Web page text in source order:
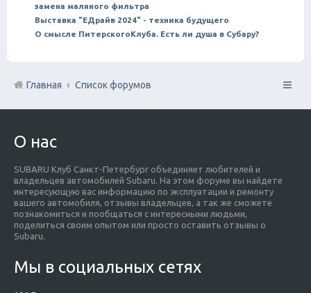
замена маляного фильтра
Выставка "ЕДрайв 2024" - техника будущего
О смысле ПитерскогоКлуба. Есть ли душа в Субару?
Главная Список форумов
О нас
SUBARU Клуб Санкт-Петербург объединяет любителей и
владельцев автомобилей Subaru. На этом форуме вы найдете
интересующую вас информацию по эксплуатации и ремонту
вашего автомобиля, отзывы владельцев, а так же сможете
познакомиться и пообщаться с интересными людьми,
поделиться своим опытом или просто оставить отзывы о
Subaru.
Мы в социальных сетях